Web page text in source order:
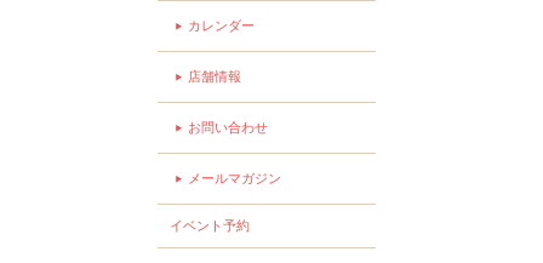
カレンダー
店舗情報
お問い合わせ
メールマガジン
イベント予約